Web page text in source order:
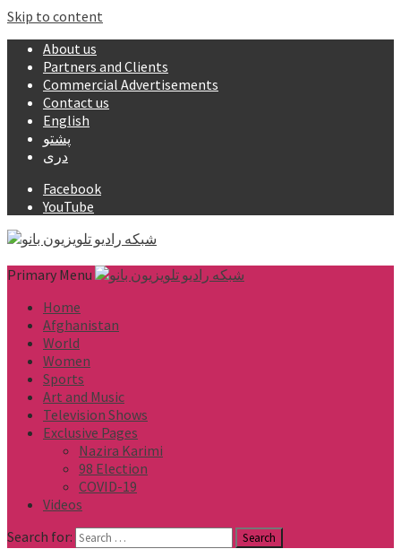
Skip to content
About us
Partners and Clients
Commercial Advertisements
Contact us
English
پشتو
دری
Facebook
YouTube
Primary Menu
Home
Afghanistan
World
Women
Sports
Art and Music
Television Shows
Exclusive Pages
Nazira Karimi
98 Election
COVID-19
Videos
Search for: